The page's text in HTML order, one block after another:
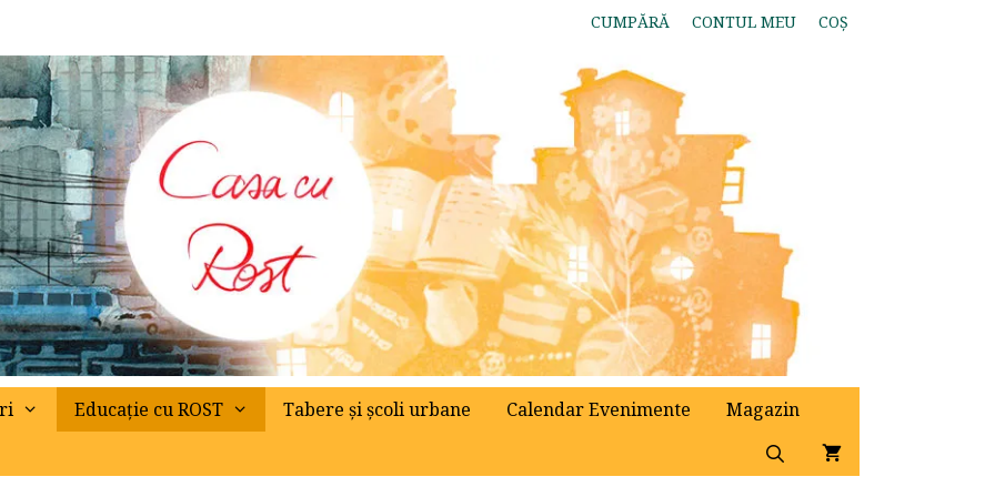
CUMPĂRĂ CONTUL MEU COȘ
Educație cu ROST Tabere și școli urbane Calendar Evenimente
Magazin